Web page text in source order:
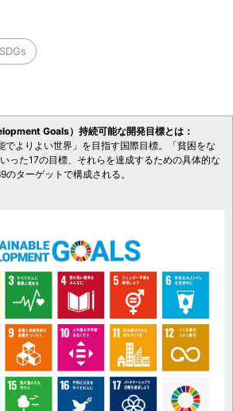
Goals）持続可能な開発目標とは：
よりよい世界」を目指す国際目標。「貧困をな
った17の目標、それらを達成するための具体的な
ターゲットで構成される。